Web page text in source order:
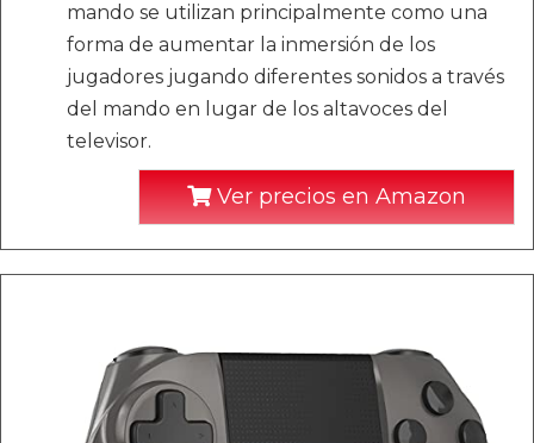
mando se utilizan principalmente como una
forma de aumentar la inmersión de los
jugadores jugando diferentes sonidos a través
del mando en lugar de los altavoces del
televisor.
Ver precios en Amazon